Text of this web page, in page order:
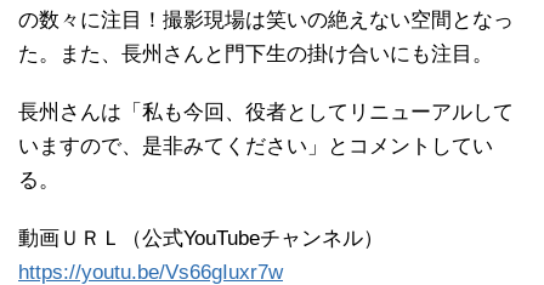
の数々に注目！撮影現場は笑いの絶えない空間となっ
た。また、長州さんと門下生の掛け合いにも注目。
長州さんは「私も今回、役者としてリニューアルして
いますので、是非みてください」とコメントしてい
る。
動画ＵＲＬ（公式YouTubeチャンネル）
https://youtu.be/Vs66gIuxr7w